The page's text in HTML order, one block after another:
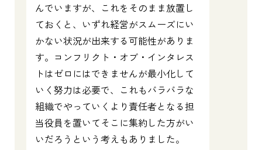
んでいますが、これをそのまま放置し
ておくと、いずれ経営がスムーズにい
かない状況が出来する可能性がありま
す。コンフリクト・オブ・インタレス
トはゼロにはできませんが最小化して
いく努力は必要で、これもバラバラな
組織でやっていくより責任者となる担
当役員を置いてそこに集約した方がい
いだろうという考えもありました。